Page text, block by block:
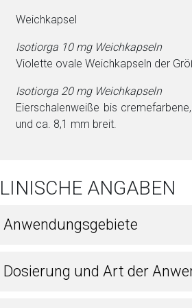
Weichkapsel
Isotiorga 10 mg Weichkapseln
Violette ovale Weichkapseln der
Isotiorga 20 mg Weichkapseln
Ei­erschalenwei­ße bis
und ca. 8,1 mm breit.
ANGABEN
Anwendungsgebiete
Dosierung und Art der